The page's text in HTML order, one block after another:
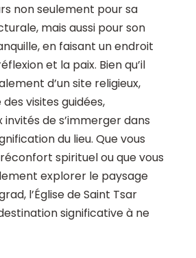
non seulement pour sa
mais aussi pour son
en faisant un endroit
et la paix. Bien qu’il
d’un site religieux,
visites guidées,
de s’immerger dans
du lieu. Que vous
spirituel ou que vous
explorer le paysage
l’Église de Saint Tsar
significative à ne